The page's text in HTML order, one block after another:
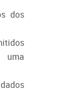
dos